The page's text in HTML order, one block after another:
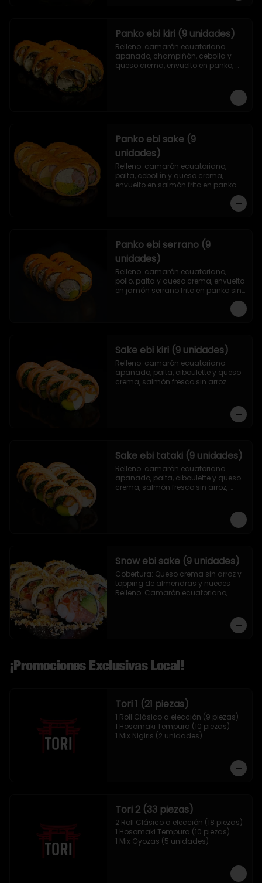
Panko ebi kiri (9 unidades)
Relleno: camarón ecuatoriano
apanado, champiñón, cebolla y
queso crema, envuelto en panko,
Panko ebi sake (9
unidades)
Relleno: camarón ecuatoriano,
palta, cebollín y queso crema,
envuelto en salmón frito en panko
Panko ebi serrano (9
unidades)
Relleno: camarón ecuatoriano,
pollo, palta y queso crema, envuelto
en jamón serrano frito en panko sin
Sake ebi kiri (9 unidades)
Relleno: camarón ecuatoriano
apanado, palta, ciboulette y queso
crema, salmón fresco sin arroz.
Sake ebi tataki (9 unidades)
Relleno: camarón ecuatoriano
apanado, palta, ciboulette y queso
crema, salmón fresco sin arroz,
Snow ebi sake (9 unidades)
Cobertura: Queso crema sin arroz y
topping de almendras y nueces
Relleno: Camarón ecuatoriano,
¡Promociones Exclusivas Local!
Tori 1 (21 piezas)
1 Roll Clásico a elección (9 piezas)
1 Hosomaki Tempura (10 piezas)
1 Mix Nigiris (2 unidades)
Tori 2 (33 piezas)
2 Roll Clásico a elección (18 piezas)
1 Hosomaki Tempura (10 piezas)
1 Mix Gyozas (5 unidades)